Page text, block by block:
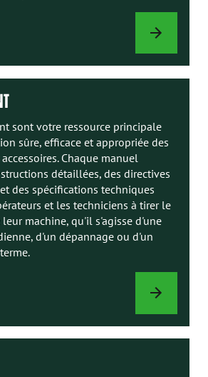
OPTIONS
CHARGEUR
sont votre ressource principale
sûre, efficace et appropriée des
Chaque manuel
détaillées, des directives
des spécifications techniques
et les techniciens à tirer le
machine, qu'il s'agisse d'une
d'un dépannage ou d'un
MANUELS
AVANT